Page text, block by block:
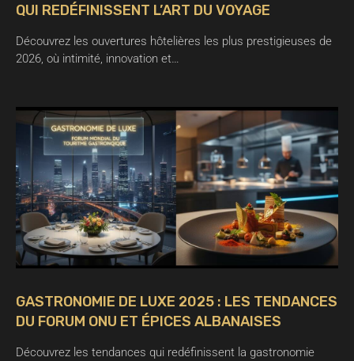
QUI REDÉFINISSENT L’ART DU VOYAGE
Découvrez les ouvertures hôtelières les plus prestigieuses de
2026, où intimité, innovation et…
GASTRONOMIE DE LUXE 2025 : LES TENDANCES
DU FORUM ONU ET ÉPICES ALBANAISES
Découvrez les tendances qui redéfinissent la gastronomie